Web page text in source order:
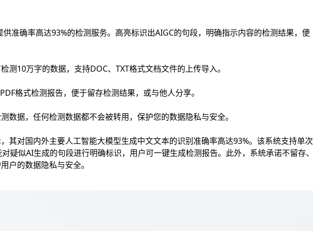
准确率高达93%的检测服务。高亮标识出AIGC的句段，明确指示内容的检测结果，便
测10万字的数据，支持DOC、TXT格式文档文件的上传导入。
格式检测报告，便于留存检测结果，或与他人分享。
数据，任何检测数据都不会被转用，保护您的数据隐私与安全。
其对国内外主要人工智能大模型生成中文文本的识别准确率高达93%。该系统支持单次
疑似AI生成的句段进行明确标识，用户可一键生成检测报告。此外，系统承诺不留存、
户的数据隐私与安全。